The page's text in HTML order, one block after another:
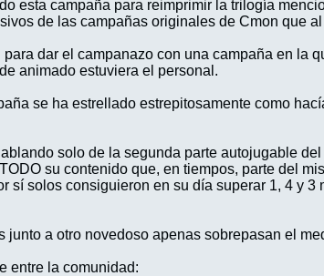
esta campaña para reimprimir la trilogía
de las campañas originales de Cmon que
dar el campanazo con una campaña en la
animado estuviera el personal.
se ha estrellado estrepitosamente como
solo de la segunda parte autojugable
su contenido que, en tiempos, parte del
sí solos consiguieron en su día superar 1, 4 y
junto a otro novedoso apenas sobrepasan el
entre la comunidad: